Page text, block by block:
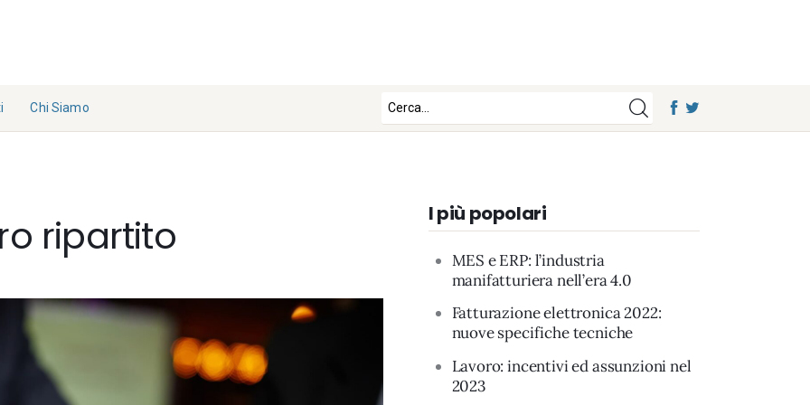
Chi Siamo
Collabo
ra con
Contat
ripartito I più popolari
MES e ERP: l’industria
manifatturiera nell’era 4.0
Fatturazione elettronica 2022:
nuove specifiche tecniche
Lavoro: incentivi ed assunzioni nel
2023